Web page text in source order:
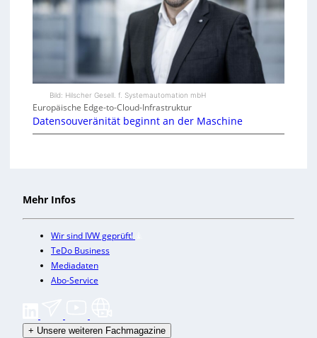
Bild: Hilscher Gesell. f. Systemautomation mbH
Europäische Edge-to-Cloud-Infrastruktur
Datensouveränität beginnt an der Maschine
Mehr Infos
Wir sind IVW geprüft!
TeDo Business
Mediadaten
Abo-Service
+ Unsere weiteren Fachmagazine